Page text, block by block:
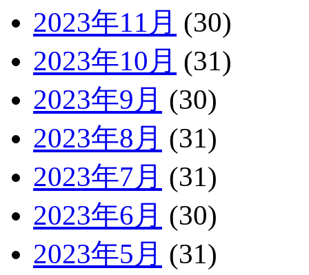
2023年11月 (30)
2023年10月 (31)
2023年9月 (30)
2023年8月 (31)
2023年7月 (31)
2023年6月 (30)
2023年5月 (31)